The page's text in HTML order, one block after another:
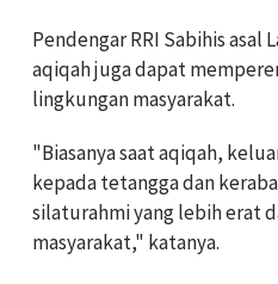
Pendengar RRI Sabihis asal
aqiqah juga dapat
lingkungan masyarakat.
"Biasanya saat aqiqah,
kepada tetangga dan
silaturahmi yang lebih erat
masyarakat," katanya.